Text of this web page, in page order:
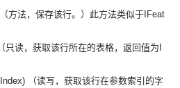
方法，保存该行。）此方法类似于IFeat
只读，获取该行所在的表格，返回值为I
（读写，获取该行在参数索引的字